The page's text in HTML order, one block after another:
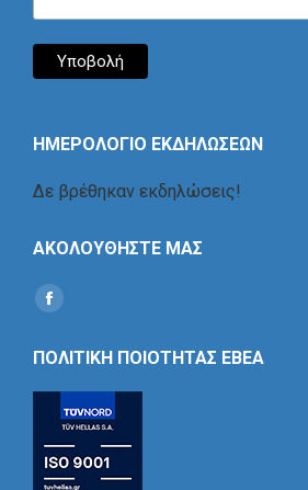
ΗΜΕΡΟΛΟΓΙΟ ΕΚΔΗΛΩΣΕΩΝ
Δε βρέθηκαν εκδηλώσεις!
ΑΚΟΛΟΥΘΗΣΤΕ ΜΑΣ
Find us on:
Social
ΠΟΛΙΤΙΚΗ ΠΟΙΟΤΗΤΑΣ ΕΒΕΑ